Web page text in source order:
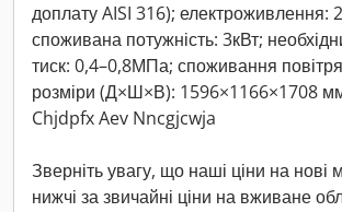
доплату AISI 316); електроживлення:
споживана потужність: 3кВт;
тиск: 0,4–0,8МПа; споживання
розміри (Д×Ш×В): 1596×1166×1708
Chjdpfx Aev Nncgjcwja
Зверніть увагу, що наші ціни на нові
нижчі за звичайні ціни на вживане